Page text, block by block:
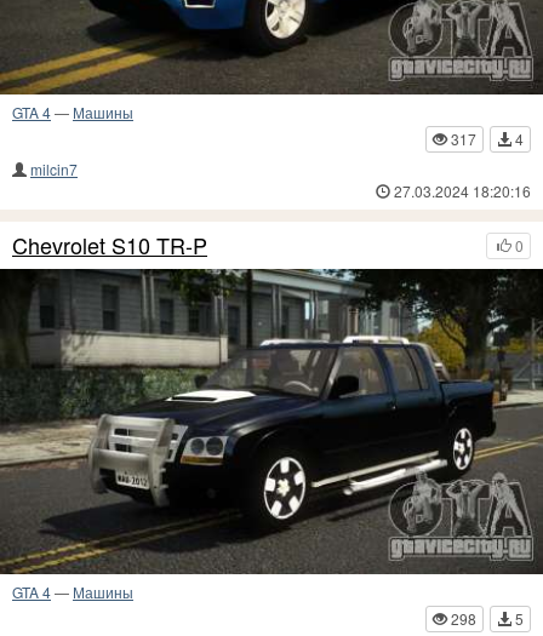
GTA 4— Машины
317
4
milcin7
27.03.2024 18:20:16
0
Chevrolet S10 TR-P
GTA 4— Машины
298
5